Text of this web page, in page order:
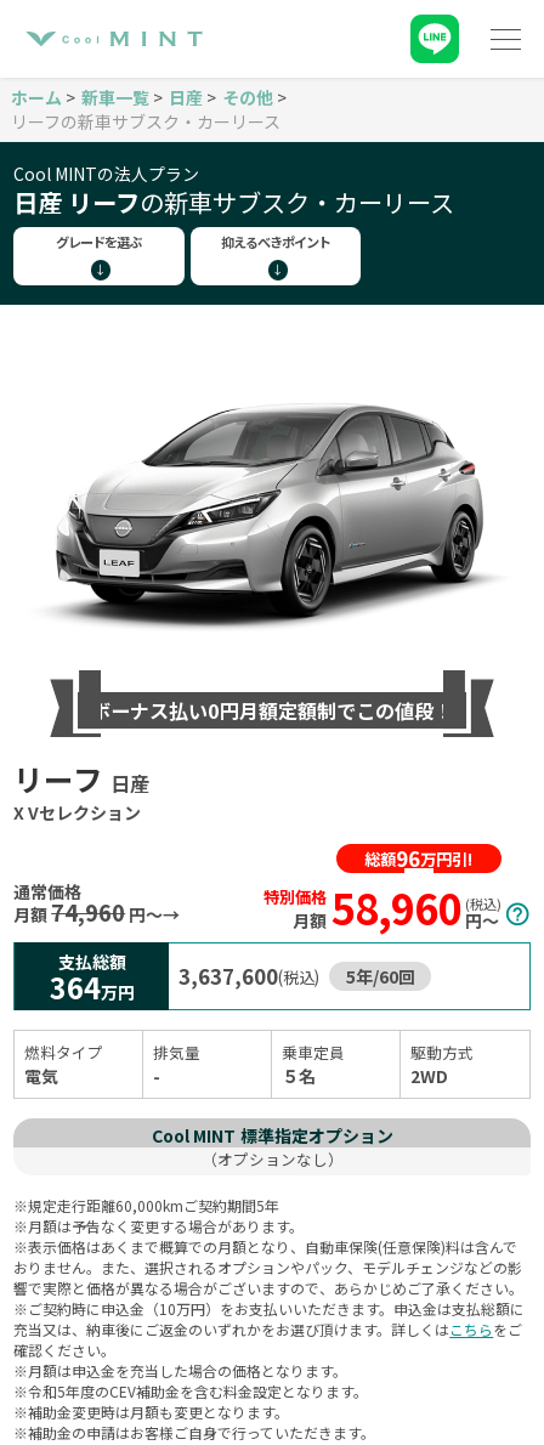
ホーム 新車一覧 日産
その他
リーフの新車サブスク・カーリース
Cool MINTの法人プラン
日産 リーフの新車サブスク・カーリース
グレードを選ぶ 抑えるべきポイント
ボーナス払い0円月額定額制でこの値段！
リーフ 日産
X Vセレクション
総額96万円引!
通常価格
月額74,960円〜→
特別価格
月額 58,960 円〜
(税込) help_outline
支払総額
364万円
3,637,600(税込) 5年/60回
燃料タイプ
電気
排気量
-
乗車定員
５名
駆動方式
2WD
Cool MINT 標準指定オプション
（オプションなし）
※規定走行距離60,000kmご契約期間5年
※月額は予告なく変更する場合があります。
※表示価格はあくまで概算での月額となり、自動車保険(任意保険)料は含んで
おりません。また、選択されるオプションやパック、モデルチェンジなどの影
響で実際と価格が異なる場合がございますので、あらかじめご了承ください。
※ご契約時に申込金（10万円）をお支払いいただきます。申込金は支払総額に
充当又は、納車後にご返金のいずれかをお選び頂けます。詳しくはこちらをご
確認ください。
※月額は申込金を充当した場合の価格となります。
※令和5年度のCEV補助金を含む料金設定となります。
※補助金変更時は月額も変更となります。
※補助金の申請はお客様ご自身で行っていただきます。